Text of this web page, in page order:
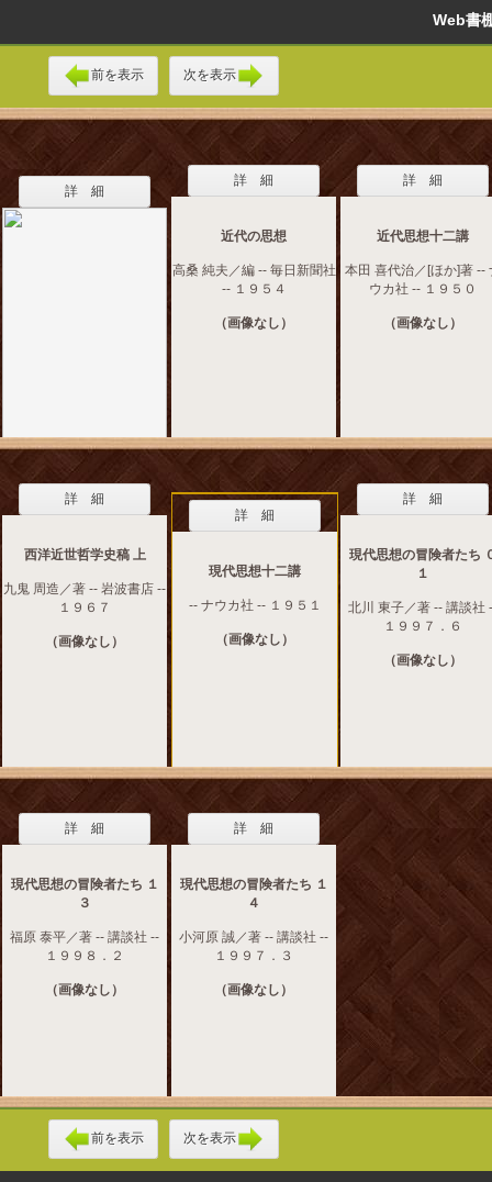
Web
前を表示 次を表示
詳 細
詳 細
近代の思想
高桑 純夫／編 -- 毎日新聞社
-- １９５４
（画像なし）
詳 細
近代思想十二講
本田 喜代治／[ほか]著 --
ウカ社 -- １９５０
（画像なし）
詳 細
西洋近世哲学史稿 上
九鬼 周造／著 -- 岩波書店 --
１９６７
（画像なし）
詳 細
現代思想十二講
-- ナウカ社 -- １９５１
（画像なし）
詳 細
現代思想の冒険者たち
１
北川 東子／著 -- 講談社
１９９７．６
（画像なし）
詳 細
現代思想の冒険者たち １
３
福原 泰平／著 -- 講談社 --
１９９８．２
（画像なし）
詳 細
現代思想の冒険者たち １
４
小河原 誠／著 -- 講談社 --
１９９７．３
（画像なし）
前を表示 次を表示